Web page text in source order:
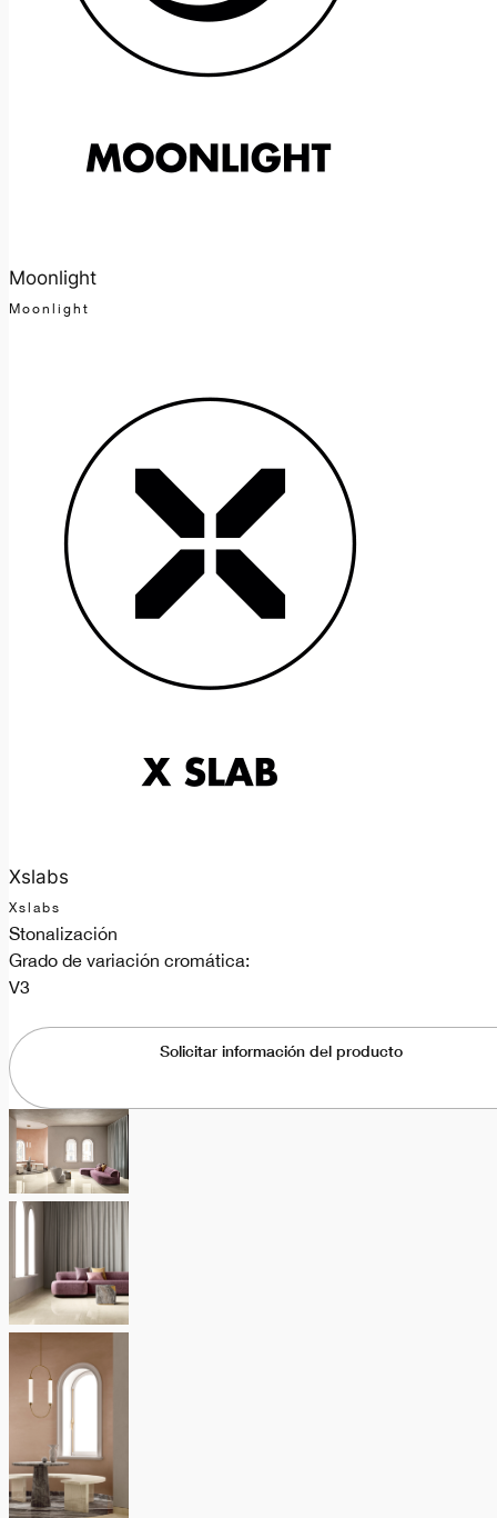
Moonlight
Moonlight
Xslabs
Xslabs
Stonalización
Grado de variación cromática:
V3
Solicitar información del producto